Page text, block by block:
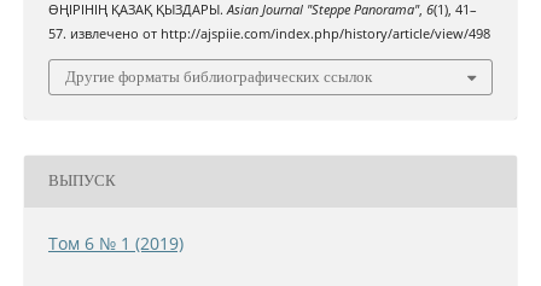
ӨҢІРІНІҢ ҚАЗАҚ ҚЫЗДАРЫ.Asian Journal "Steppe Panorama", 6(1), 41–
57. извлечено от http://ajspiie.com/index.php/history/article/view/498
Другие форматы библиографических ссылок
ВЫПУСК
Том 6 № 1 (2019)